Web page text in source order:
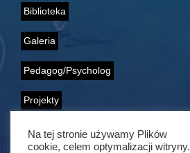
Biblioteka
Galeria
Pedagog/Psycholog
Projekty
Samorząd Uczniowski
Na tej stronie używamy Plików
cookie, celem optymalizacji witryny.